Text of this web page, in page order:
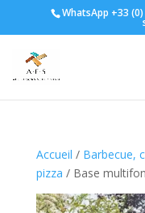
WhatsApp +33
Accueil / Barbecue,
pizza / Base